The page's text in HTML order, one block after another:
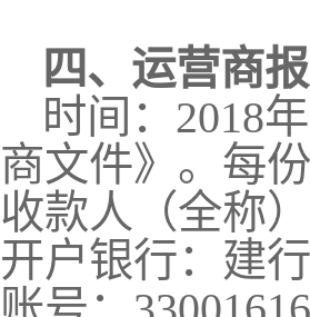
四、运营商
时间： 2018年
商文件》。每
收款人（全称
开户银行：建